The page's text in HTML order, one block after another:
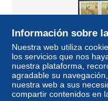
ZIMBABWE 1990,
SET IN PAIRS
Información sobre
Nuestra web utiliza
los servicios que nos
nuestra plataforma,
agradable su
nuestra web a sus
compartir contenidos en